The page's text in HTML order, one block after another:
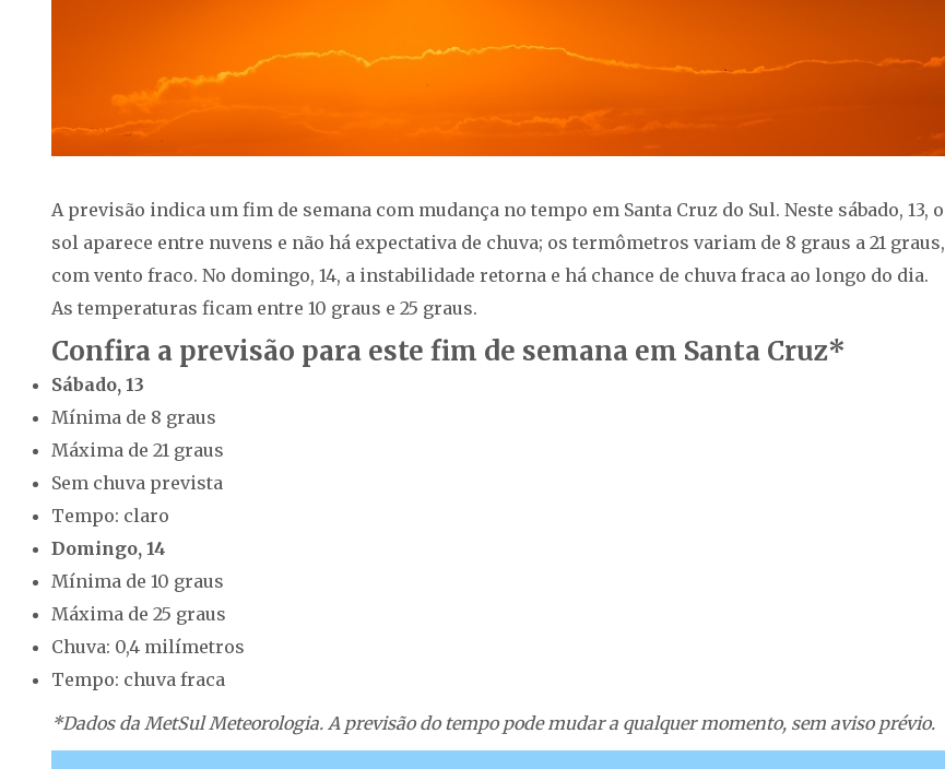
A previsão indica um fim de semana com mudança no tempo em Santa Cruz do Sul. Neste sábado, 13, o
sol aparece entre nuvens e não há expectativa de chuva; os termômetros variam de 8 graus a 21 graus,
com vento fraco. No domingo, 14, a instabilidade retorna e há chance de chuva fraca ao longo do dia.
As temperaturas ficam entre 10 graus e 25 graus.
Confira a previsão para este fim de semana em Santa Cruz*
Sábado, 13
Mínima de 8 graus
Máxima de 21 graus
Sem chuva prevista
Tempo: claro
Domingo, 14
Mínima de 10 graus
Máxima de 25 graus
Chuva: 0,4 milímetros
Tempo: chuva fraca
*Dados da MetSul Meteorologia. A previsão do tempo pode mudar a qualquer momento, sem aviso prévio.